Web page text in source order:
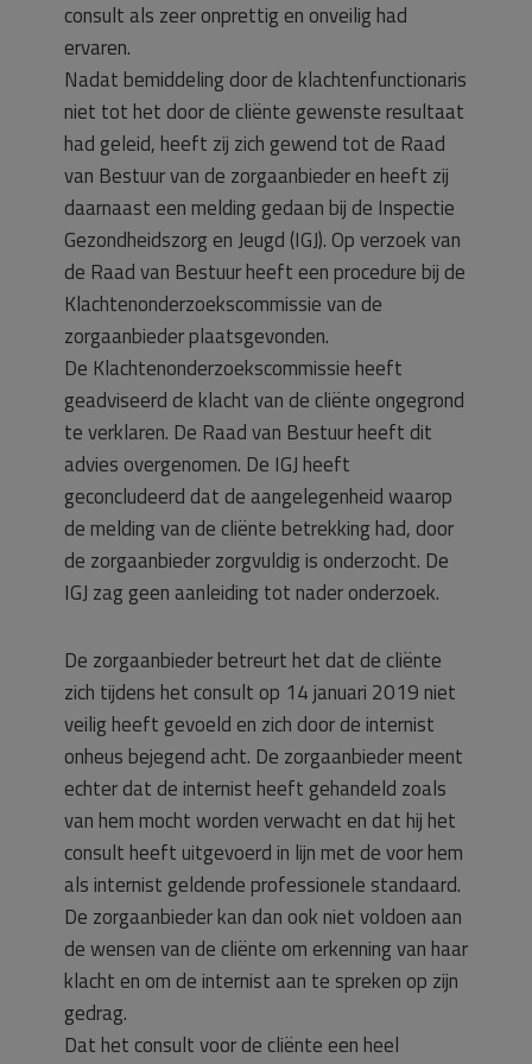
consult als zeer onprettig en onveilig had
ervaren.
Nadat bemiddeling door de klachtenfunctionaris
niet tot het door de cliënte gewenste resultaat
had geleid, heeft zij zich gewend tot de Raad
van Bestuur van de zorgaanbieder en heeft zij
daarnaast een melding gedaan bij de Inspectie
Gezondheidszorg en Jeugd (IGJ). Op verzoek van
de Raad van Bestuur heeft een procedure bij de
Klachtenonderzoekscommissie van de
zorgaanbieder plaatsgevonden.
De Klachtenonderzoekscommissie heeft
geadviseerd de klacht van de cliënte ongegrond
te verklaren. De Raad van Bestuur heeft dit
advies overgenomen. De IGJ heeft
geconcludeerd dat de aangelegenheid waarop
de melding van de cliënte betrekking had, door
de zorgaanbieder zorgvuldig is onderzocht. De
IGJ zag geen aanleiding tot nader onderzoek.
De zorgaanbieder betreurt het dat de cliënte
zich tijdens het consult op 14 januari 2019 niet
veilig heeft gevoeld en zich door de internist
onheus bejegend acht. De zorgaanbieder meent
echter dat de internist heeft gehandeld zoals
van hem mocht worden verwacht en dat hij het
consult heeft uitgevoerd in lijn met de voor hem
als internist geldende professionele standaard.
De zorgaanbieder kan dan ook niet voldoen aan
de wensen van de cliënte om erkenning van haar
klacht en om de internist aan te spreken op zijn
gedrag.
Dat het consult voor de cliënte een heel